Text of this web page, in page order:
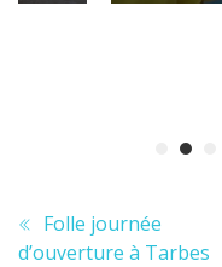
Folle journée
d’ouverture à Tarbes